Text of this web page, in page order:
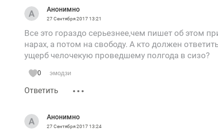
Анонимно
27 Сентября 201713:21
Все это гораздо серьезнее,чем пишет об этом
нарах, а потом на свободу. А кто должен
ущерб челочекую проведшему полгода в сизо?
0 эмодзи
Ответить
Анонимно
27 Сентября 201713:24